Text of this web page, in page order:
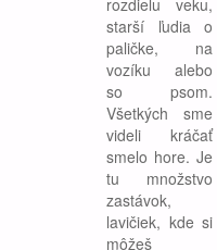
rozdielu veku,
starší ľudia o
paličke, na
vozíku alebo
so psom.
Všetkých sme
videli kráčať
smelo hore. Je
tu množstvo
zastávok,
lavičiek, kde si
môžeš